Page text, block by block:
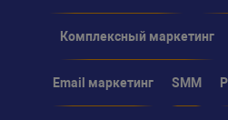
Комплексный маркетинг
Email маркетинг SMM